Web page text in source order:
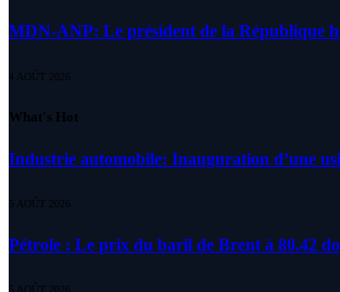
MDN-ANP: Le président de la République
4 AOÛT 2026
What's Hot
Industrie automobile: Inauguration d’une
5 AOÛT 2026
Pétrole : Le prix du baril de Brent à 80.42
5 AOÛT 2026